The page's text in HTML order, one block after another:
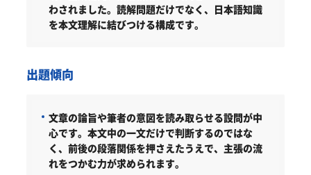
わされました。読解問題だけでなく、日本語知識
を本文理解に結びつける構成です。
出題傾向
文章の論旨や筆者の意図を読み取らせる設問が中
心です。本文中の一文だけで判断するのではな
く、前後の段落関係を押さえたうえで、主張の流
れをつかむ力が求められます。